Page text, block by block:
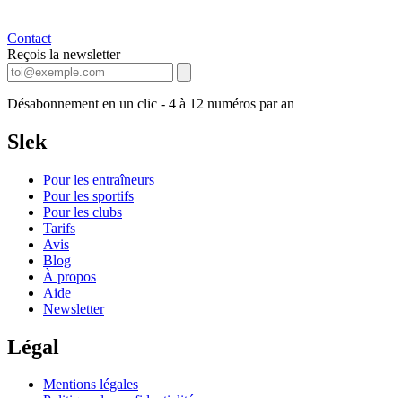
Contact
Reçois la newsletter
Désabonnement en un clic - 4 à 12 numéros par an
Slek
Pour les entraîneurs
Pour les sportifs
Pour les clubs
Tarifs
Avis
Blog
À propos
Aide
Newsletter
Légal
Mentions légales